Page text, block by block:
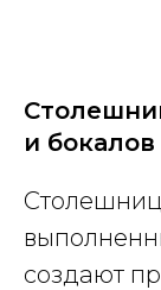
и бокалов
создают